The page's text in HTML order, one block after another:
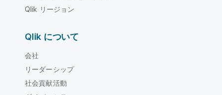
Qlik リージョン
Qlik について
会社
リーダーシップ
社会貢献活動